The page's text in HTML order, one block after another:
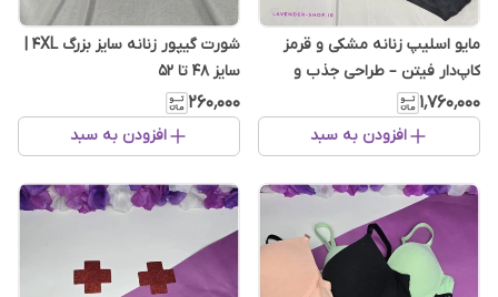
مایو اسلیپ زنانه مشکی و قرمز
کاپ‌دار فیتن – طراحی جذب و
راحت
۱٬۷۶۰٬۰۰۰
افزودن به سبد
شورت گیپور زنانه سایز بزرگ 4XL |
سایز 48 تا 52
۲۶۰٬۰۰۰
افزودن به سبد